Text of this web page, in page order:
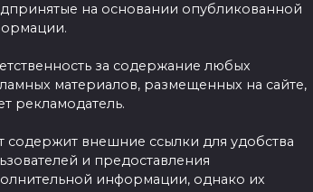
на основании опубликованной
за содержание любых
материалов, размещенных на сайте,
рекламодатель.
содержит внешние ссылки для удобства
и предоставления
информации, однако их